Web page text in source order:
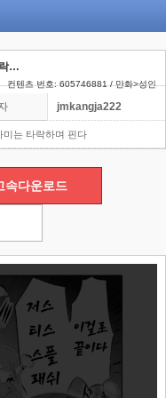
[SSS급][초강츄] 마법소녀 아자미는 타락하며 핀다
컨텐츠 번호: 605746881 / 만화>성인
jmkangja222
미는 타락하며 핀다
속다운로드